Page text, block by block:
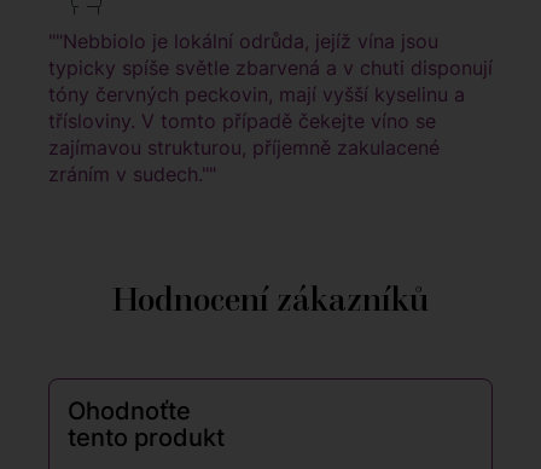
""Nebbiolo je lokální odrůda, jejíž vína jsou
typicky spíše světle zbarvená a v chuti disponují
tóny červných peckovin, mají vyšší kyselinu a
třísloviny. V tomto případě čekejte víno se
zajímavou strukturou, příjemně zakulacené
zráním v sudech.""
Hodnocení zákazníků
Ohodnoťte
tento produkt